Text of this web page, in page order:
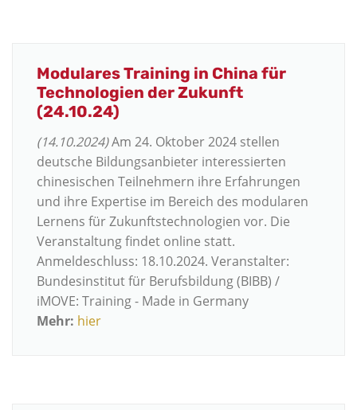
Modulares Training in China für
Technologien der Zukunft
(24.10.24)
(14.10.2024)Am 24. Oktober 2024 stellen
deutsche Bildungsanbieter interessierten
chinesischen Teilnehmern ihre Erfahrungen
und ihre Expertise im Bereich des modularen
Lernens für Zukunftstechnologien vor. Die
Veranstaltung findet online statt.
Anmeldeschluss: 18.10.2024. Veranstalter:
Bundesinstitut für Berufsbildung (BIBB) /
iMOVE: Training - Made in Germany
Mehr: hier